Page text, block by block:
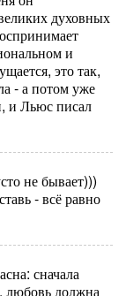
духовных
и
это так,
- а потом уже
и Льюс писал
не бывает)))
- всё равно
сначала
должна